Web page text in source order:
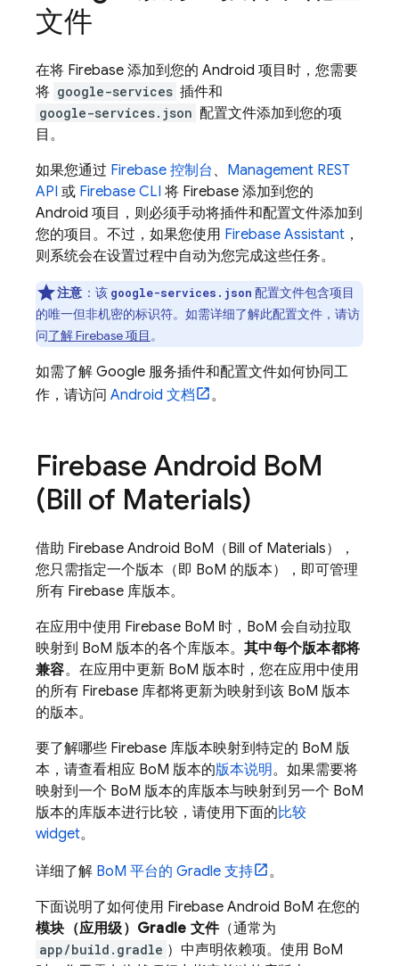
文件
在将 Firebase 添加到您的 Android 项目时，您需要
将 google-services 插件和
google-services.json 配置文件添加到您的项
目。
如果您通过 Firebase 控制台 、 Management REST
API 或 Firebase CLI 将 Firebase 添加到您的
Android 项目，则必须手动将插件和配置文件添加到
您的项目。不过，如果您使用 Firebase Assistant ，
则系统会在设置过程中自动为您完成这些任务。
注意 ：该 google-services.json 配置文件包含项目
的唯一但非机密的标识符。如需详细了解此配置文件，请访
问了解 Firebase 项目。
如需了解 Google 服务插件和配置文件如何协同工
作，请访问 Android 文档 。
Firebase Android BoM
(Bill of Materials)
借助 Firebase Android BoM （Bill of Materials），
您只需指定一个版本（即 BoM 的版本），即可管理
所有 Firebase 库版本。
在应用中使用 Firebase BoM 时， BoM 会自动拉取
映射到 BoM 版本的各个库版本。 其中每个版本都将
兼容。在应用中更新 BoM 版本时，您在应用中使用
的所有 Firebase 库都将更新为映射到该 BoM 版本
的版本。
要了解哪些 Firebase 库版本映射到特定的 BoM 版
本，请查看相应 BoM 版本的版本说明。如果需要将
映射到一个 BoM 版本的库版本与映射到另一个 BoM
版本的库版本进行比较，请使用下面的比较
widget。
详细了解 BoM 平台的 Gradle 支持
。
下面说明了如何使用 Firebase Android BoM 在您的
模块（应用级）Gradle 文件（通常为
app/build.gradle ）中声明依赖项。使用 BoM